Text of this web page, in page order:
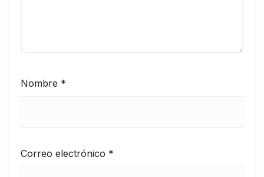
Nombre *
Correo electrónico *